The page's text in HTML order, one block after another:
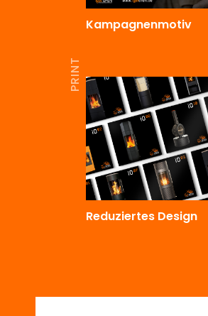
Kampagnenmotiv
PRINT
Reduziertes Design